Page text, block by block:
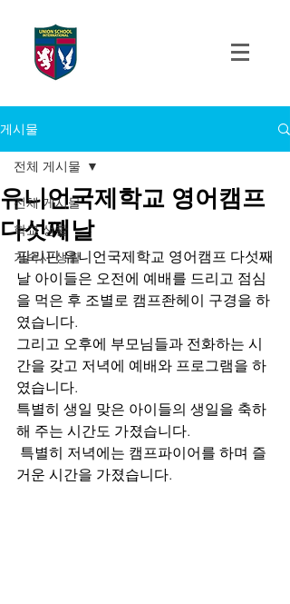
게시물
전체 게시물
학교 생활
기숙사 생활
전체 게시물
유니언국제학교 영어캠프
다섯째날
필리핀 유니언국제학교 영어캠프 다섯째
날 아이들은 오전에 예배를 드리고 점심
을 먹은 후 조별로 캠프좐헤이 구경을 하
였습니다.
그리고 오후에 부모님들과 전화하는 시
간을 갖고 저녁에 예배와 프로그램을 하
였습니다.
특별히 생일 맞은 아이들의 생일을 축하
해 주는 시간도 가졌습니다.
거운 시간을 가졌습니다.